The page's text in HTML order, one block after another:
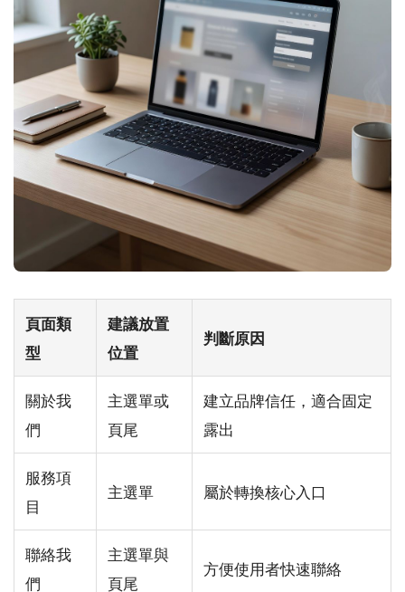
頁面類
型
建議放置
位置
判斷原因
關於我
們
主選單或
頁尾
建立品牌信任，適合固定
露出
服務項
目
主選單 屬於轉換核心入口
聯絡我
們
主選單與
頁尾
方便使用者快速聯絡